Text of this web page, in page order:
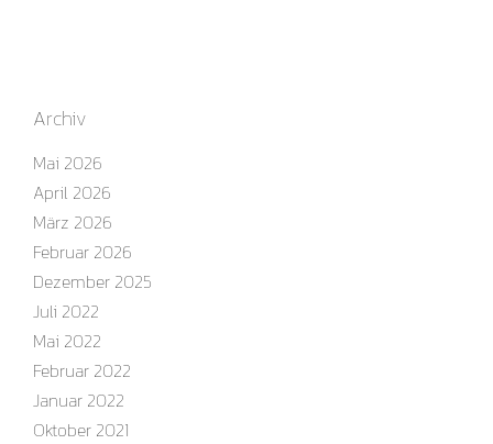
Archiv
Mai 2026
April 2026
März 2026
Februar 2026
Dezember 2025
Juli 2022
Mai 2022
Februar 2022
Januar 2022
Oktober 2021